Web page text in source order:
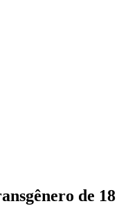
de 18